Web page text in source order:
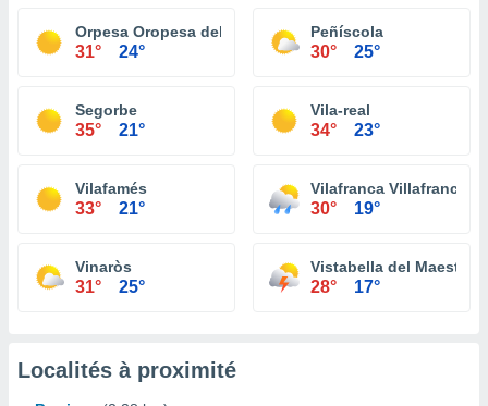
Orpesa Oropesa del Mar
31° 24°
Peñíscola
30° 25°
Segorbe
35° 21°
Vila-real
34° 23°
Vilafamés
33° 21°
Vilafranca Villafranca
30° 19°
Vinaròs
31° 25°
Vistabella del
28° 17°
Localités à proximité